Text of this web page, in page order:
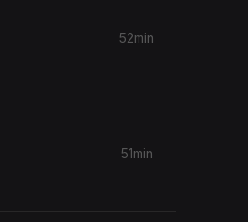
52min
51min